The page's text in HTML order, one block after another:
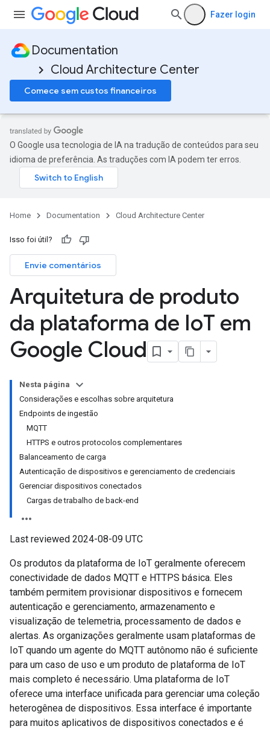
Fazer login
Documentation
Cloud Architecture Center
Comece sem custos financeiros
O Google usa tecnologia de IA na tradução de conteúdos para seu
idioma de preferência. As traduções com IA podem ter erros.
Home Documentation Cloud Architecture Center
Isso foi útil?
Envie comentários
Arquitetura de produto
da plataforma de IoT em
Google Cloud
Nesta página
Considerações e escolhas sobre arquitetura
Endpoints de ingestão
MQTT
HTTPS e outros protocolos complementares
Balanceamento de carga
Autenticação de dispositivos e gerenciamento de credenciais
Gerenciar dispositivos conectados
Cargas de trabalho de back-end
Last reviewed 2024-08-09 UTC
Os produtos da plataforma de IoT geralmente oferecem
conectividade de dados MQTT e HTTPS básica. Eles
também permitem provisionar dispositivos e fornecem
autenticação e gerenciamento, armazenamento e
visualização de telemetria, processamento de dados e
alertas. As organizações geralmente usam plataformas de
IoT quando um agente do MQTT autônomo não é suficiente
para um caso de uso e um produto de plataforma de IoT
mais completo é necessário. Uma plataforma de IoT
oferece uma interface unificada para gerenciar uma coleção
heterogênea de dispositivos. Essa interface é importante
para muitos aplicativos de dispositivos conectados e é